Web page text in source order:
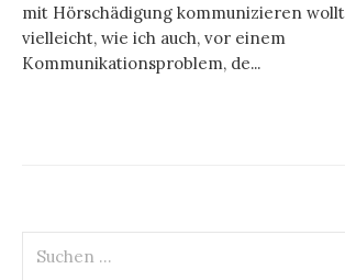
mit Hörschädigung kommunizieren
vielleicht, wie ich auch, vor einem
Kommunikationsproblem, de...
nach: